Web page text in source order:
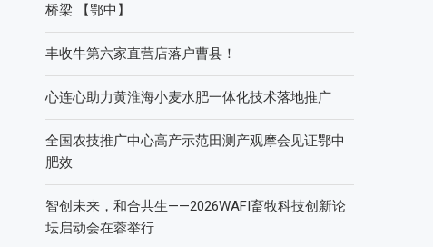
桥梁 【鄂中】
丰收牛第六家直营店落户曹县！
心连心助力黄淮海小麦水肥一体化技术落地推广
全国农技推广中心高产示范田测产观摩会见证鄂中
肥效
智创未来，和合共生——2026WAFI畜牧科技创新论
坛启动会在蓉举行